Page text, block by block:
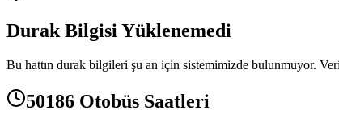
Durak Bilgisi Yüklenemedi
Bu hattın durak bilgileri şu an için sistemimizde bulunmuyor.
50186 Otobüs Saatleri